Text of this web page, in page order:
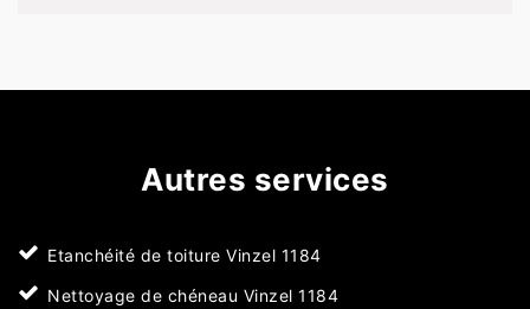
Autres services
Etanchéité de toiture Vinzel 1184
Nettoyage de chéneau Vinzel 1184